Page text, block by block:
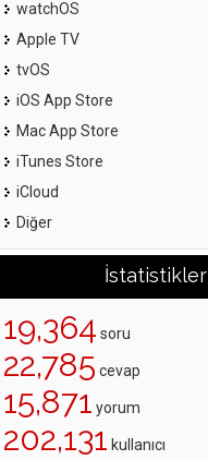
watchOS
Apple TV
tvOS
iOS App Store
Mac App Store
iTunes Store
iCloud
Diğer
İstatistikler
19,364 soru
22,785 cevap
15,871 yorum
202,131 kullanıcı